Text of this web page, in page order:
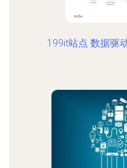
199it站点 数据驱